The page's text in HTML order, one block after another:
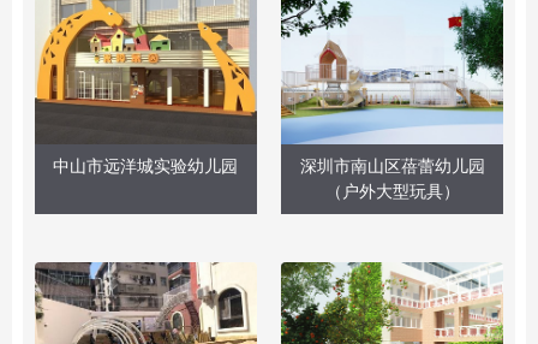
中山市远洋城实验幼儿园
深圳市南山区蓓蕾幼儿园
（户外大型玩具）